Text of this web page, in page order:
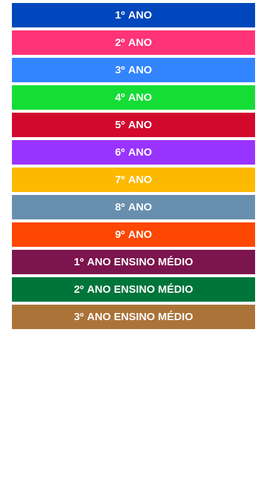
1º ANO
2º ANO
3º ANO
4º ANO
5º ANO
6º ANO
7º ANO
8º ANO
9º ANO
1º ANO ENSINO MÉDIO
2º ANO ENSINO MÉDIO
3º ANO ENSINO MÉDIO